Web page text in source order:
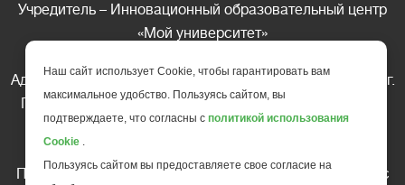
Учредитель – Инновационный образовательный центр
«Мой университет»
Адрес редакции: 185035 Россия, Республика Карелия, г.
Петрозаводск, ул. Фридриха Энгельса д.10, офис 211
Телефон редакции: +7 (499) 685-10-45
Перепечатка материалов газеты допускается только c
Наш сайт использует Cookie, чтобы гарантировать вам
максимальное удобство. Пользуясь сайтом, вы
подтверждаете, что согласны с политикой использования
Cookie .
Пользуясь сайтом вы предоставляете свое согласие на